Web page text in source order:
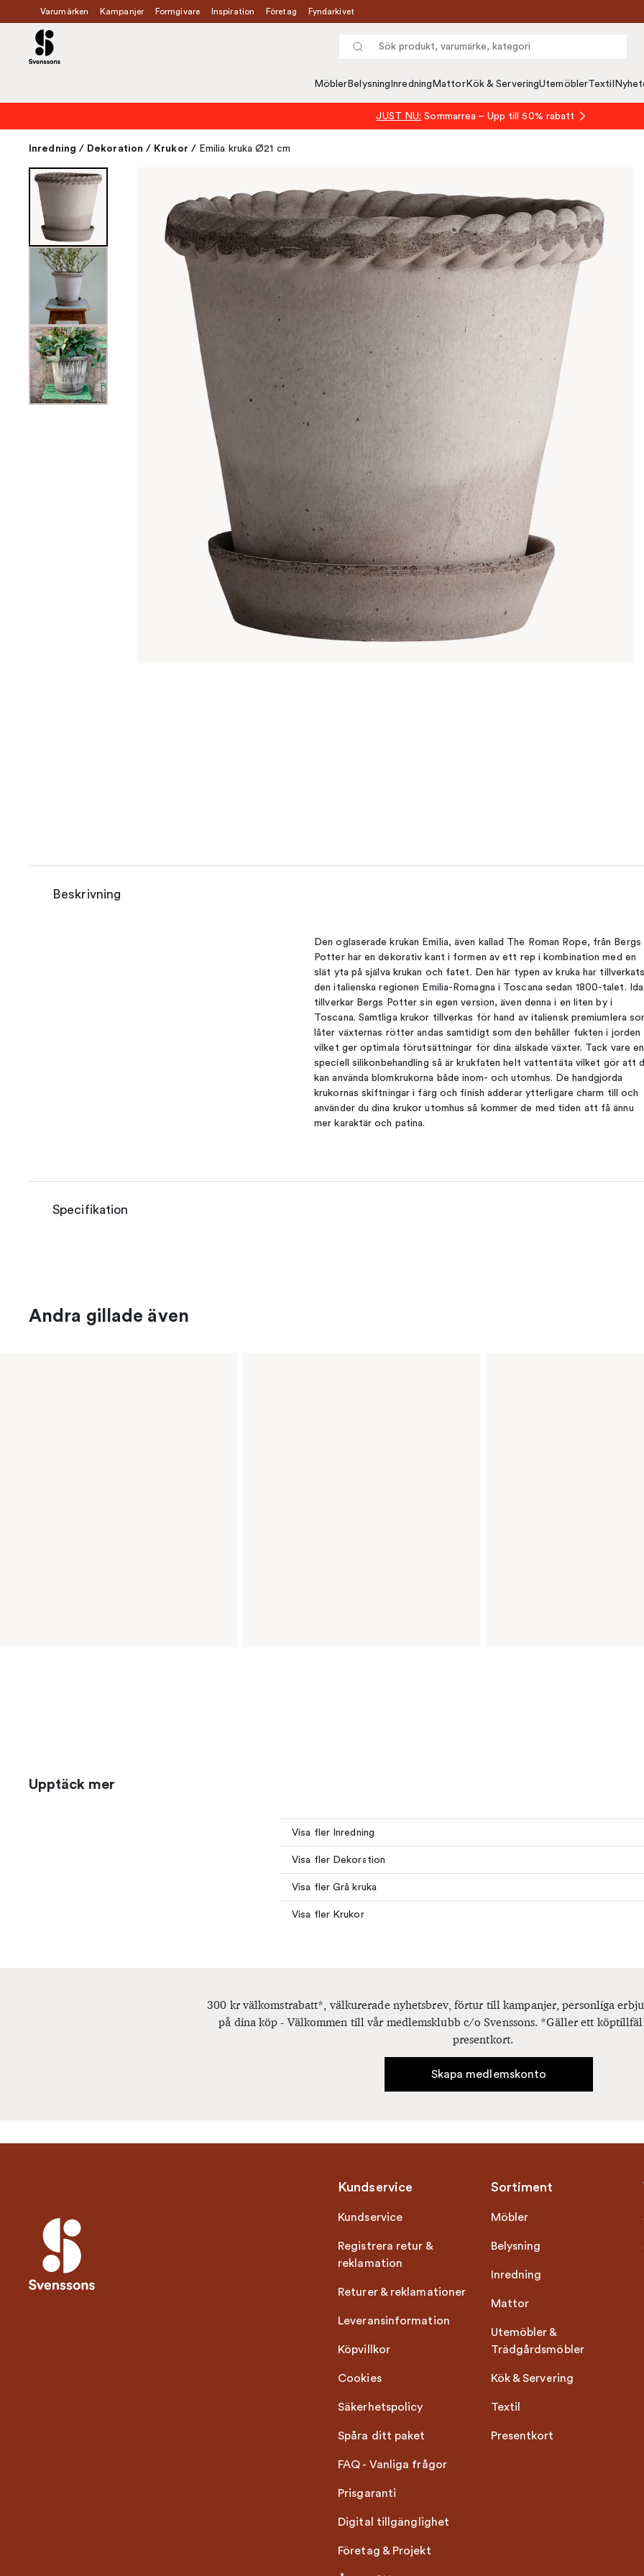
Varumärken Kampanjer Formgivare Inspiration Företag Fyndarkivet
Möbler Belysning Inredning MattorKök & ServeringUtemöblerTextil
JUST NU: Sommarrea – Upp till 50% rabatt
Inredning / Dekoration / Krukor / Emilia kruka Ø21 cm
Beskrivning
Den oglaserade krukan Emilia, även kallad The Roman Rope, från Bergs
Potter har en dekorativ kant i formen av ett rep i kombination med en
slät yta på själva krukan och fatet. Den här typen av kruka har
den italienska regionen Emilia-Romagna i Toscana sedan 1800-talet.
tillverkar Bergs Potter sin egen version, även denna i en liten by i
Toscana. Samtliga krukor tillverkas för hand av italiensk premiumlera
låter växternas rötter andas samtidigt som den behåller fukten i jorden
vilket ger optimala förutsättningar för dina älskade växter. Tack vare en
speciell silikonbehandling så är krukfaten helt vattentäta vilket gör att
kan använda blomkrukorna både inom- och utomhus. De handgjorda
krukornas skiftningar i färg och finish adderar ytterligare charm till och
använder du dina krukor utomhus så kommer de med tiden att få ännu
mer karaktär och patina.
Specifikation
Andra gillade även
Upptäck mer
Visa fler Inredning
Visa fler Dekoration
Visa fler Grå kruka
Visa fler Krukor
300 kr välkomstrabatt*, välkurerade nyhetsbrev, förtur till kampanjer, personliga
på dina köp - Välkommen till vår medlemsklubb c/o Svenssons. *Gäller ett
presentkort.
Skapa medlemskonto
Kundservice
Kundservice
Registrera retur &
reklamation
Returer & reklamationer
Leveransinformation
Köpvillkor
Cookies
Säkerhetspolicy
Spåra ditt paket
FAQ - Vanliga frågor
Prisgaranti
Digital tillgänglighet
Företag & Projekt
Sortiment
Möbler
Belysning
Inredning
Mattor
Utemöbler &
Trädgårdsmöbler
Kök & Servering
Textil
Presentkort